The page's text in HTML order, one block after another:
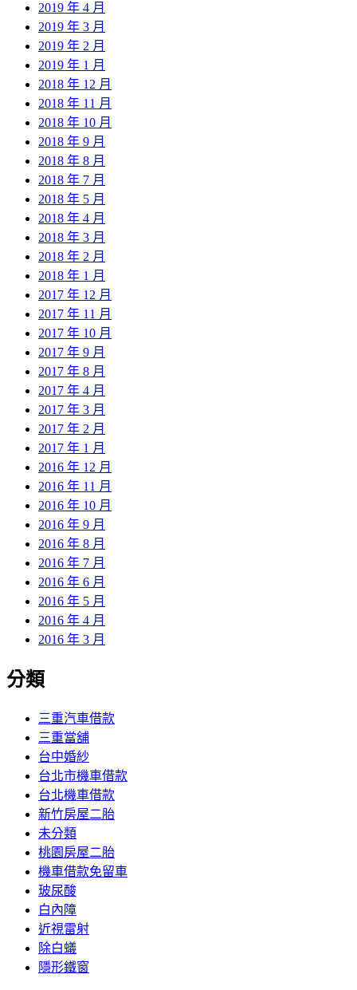
2019 年 4 月
2019 年 3 月
2019 年 2 月
2019 年 1 月
2018 年 12 月
2018 年 11 月
2018 年 10 月
2018 年 9 月
2018 年 8 月
2018 年 7 月
2018 年 5 月
2018 年 4 月
2018 年 3 月
2018 年 2 月
2018 年 1 月
2017 年 12 月
2017 年 11 月
2017 年 10 月
2017 年 9 月
2017 年 8 月
2017 年 4 月
2017 年 3 月
2017 年 2 月
2017 年 1 月
2016 年 12 月
2016 年 11 月
2016 年 10 月
2016 年 9 月
2016 年 8 月
2016 年 7 月
2016 年 6 月
2016 年 5 月
2016 年 4 月
2016 年 3 月
分類
三重汽車借款
三重當舖
台中婚紗
台北市機車借款
台北機車借款
新竹房屋二胎
未分類
桃園房屋二胎
機車借款免留車
玻尿酸
白內障
近視雷射
除白蟻
隱形鐵窗